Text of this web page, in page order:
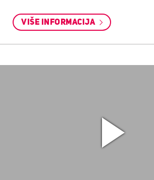
VIŠE INFORMACIJA